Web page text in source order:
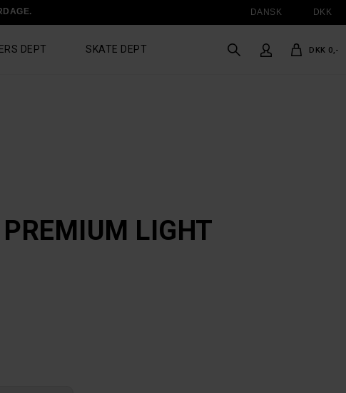
DANSK DKK
DEPT SKATE DEPT DKK 0,-
LIGHT